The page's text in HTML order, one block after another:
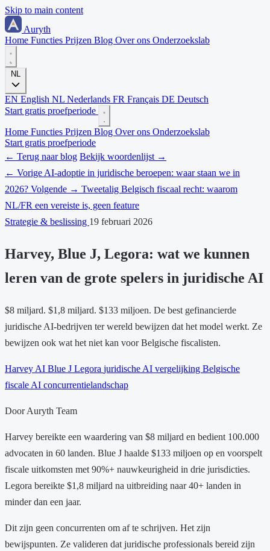
Skip to main content
Auryth
Home Functies Prijzen Blog Over ons Onderzoekslab
NL
EN English NL Nederlands FR Français DE Deutsch
Start gratis proefperiode
Home Functies Prijzen Blog Over ons Onderzoekslab
Start gratis proefperiode
← Terug naar blog Bekijk woordenlijst →
← Vorige AI-adoptie in juridische beroepen: waar staan we in
2026? Volgende → Tweetalig Belgisch fiscaal recht: waarom
NL/FR een vereiste is, geen feature
Strategie & beslissing 19 februari 2026
Harvey, Blue J, Legora: wat we kunnen
leren van de grote spelers in juridische AI
$8 miljard. $1,8 miljard. $133 miljoen. De best gefinancierde
juridische AI-bedrijven ter wereld bewijzen dat het model werkt. Ze
bewijzen ook wat het niet kan voor Belgische fiscalisten.
Harvey AI Blue J Legora juridische AI vergelijking Belgische
fiscale AI concurrentielandschap
Door Auryth Team
Harvey bereikte een waardering van $8 miljard en bedient 100.000
advocaten in 60 landen. Blue J haalde $133 miljoen op en voorspelt
fiscale uitkomsten met 90%+ nauwkeurigheid in drie jurisdicties.
Legora bereikte $1,8 miljard na uitbreiding naar 40+ landen in
minder dan een jaar.
Dit zijn geen concurrenten om af te schrijven. Het zijn
bewijspunten. Ze valideren dat juridische professionals bereid zijn